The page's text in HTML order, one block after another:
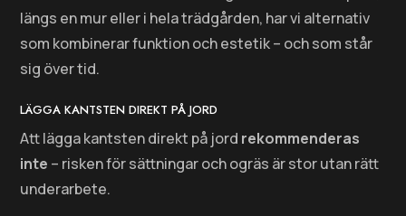
längs en mur eller i hela trädgården, har vi alternativ
som kombinerar funktion och estetik – och som står
sig över tid.
LÄGGA KANTSTEN DIREKT PÅ JORD
Att lägga kantsten direkt på jord rekommenderas
inte – risken för sättningar och ogräs är stor utan rätt
underarbete.